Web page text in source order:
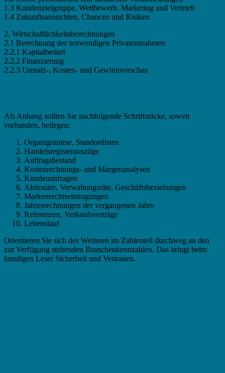
1.3 Kundenzielgruppe, Wettbewerb, Marketing und Vertrieb
1.4 Zukunftsaussichten, Chancen und Risiken
2. Wirtschaftlichkeitsberechnungen
2.1 Berechnung der notwendigen Privatentnahmen
2.2.1 Kapitalbedarf
2.2.2 Finanzierung
2.2.3 Umsatz-, Kosten- und Gewinnvorschau
Als Anhang sollten Sie nachfolgende Schriftstücke, soweit
vorhanden, beilegen:
Organigramme, Standortlisten
Handelsregisterauszüge
Auftragsbestand
Kostenrechnungs- und Margenanalysen
Kundenanfragen
Aktionäre, Verwaltungsräte, Geschäftsbeziehungen
Markenrechtseintragungen
Jahresrechnungen der vergangenen Jahre
Referenzen, Verkaufsverträge
Lebenslauf
Orientieren Sie sich des Weiteren im Zahlenteil durchweg an den
zur Verfügung stehenden Branchenkennzahlen. Das bringt beim
kundigen Leser Sicherheit und Vertrauen.